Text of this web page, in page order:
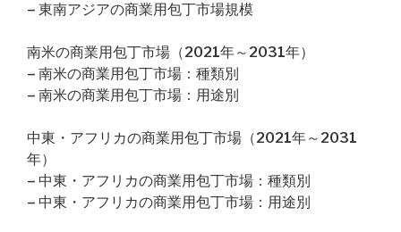
– 東南アジアの商業用包丁市場規模
南米の商業用包丁市場（2021年～2031年）
– 南米の商業用包丁市場：種類別
– 南米の商業用包丁市場：用途別
中東・アフリカの商業用包丁市場（2021年～2031
年）
– 中東・アフリカの商業用包丁市場：種類別
– 中東・アフリカの商業用包丁市場：用途別